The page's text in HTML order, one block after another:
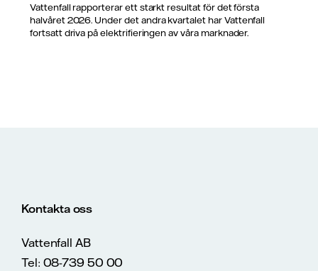
Vattenfall rapporterar ett starkt resultat för det första
halvåret 2026. Under det andra kvartalet har Vattenfall
fortsatt driva på elektrifieringen av våra marknader.
Kontakta oss
Vattenfall AB
Tel: 08-739 50 00